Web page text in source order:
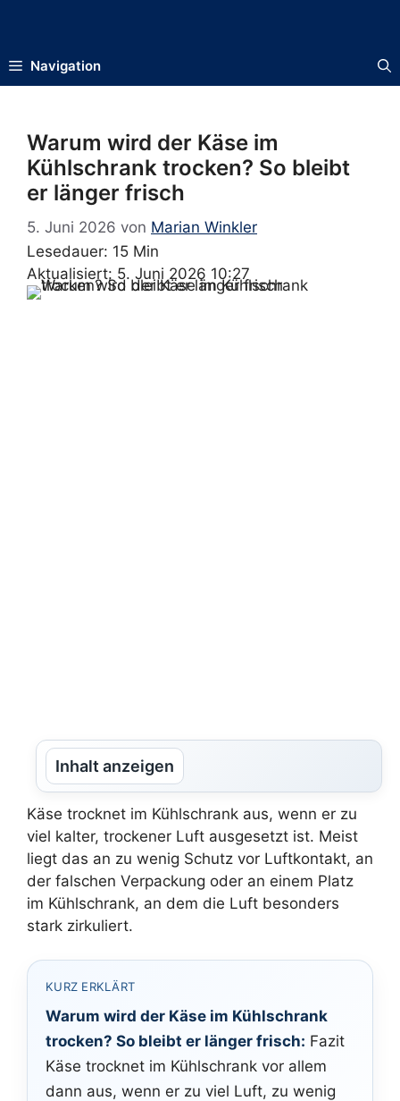
Navigation
Warum wird der Käse im
Kühlschrank trocken? So bleibt
er länger frisch
5. Juni 2026 von Marian Winkler
Lesedauer: 15 Min
Aktualisiert: 5. Juni 2026 10:27
Inhalt anzeigen
Käse trocknet im Kühlschrank aus, wenn er zu
viel kalter, trockener Luft ausgesetzt ist. Meist
liegt das an zu wenig Schutz vor Luftkontakt, an
der falschen Verpackung oder an einem Platz
im Kühlschrank, an dem die Luft besonders
stark zirkuliert.
KURZ ERKLÄRT
Warum wird der Käse im Kühlschrank
trocken? So bleibt er länger frisch: Fazit
Käse trocknet im Kühlschrank vor allem
dann aus, wenn er zu viel Luft, zu wenig